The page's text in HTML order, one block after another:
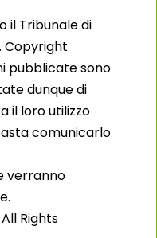
il Tribunale di
Copyright
pubblicate sono
dunque di
il loro utilizzo
comunicarlo
verranno
Rights